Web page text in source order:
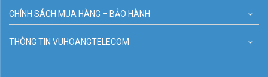
CHÍNH SÁCH MUA HÀNG – BẢO HÀNH
THÔNG TIN VUHOANGTELECOM